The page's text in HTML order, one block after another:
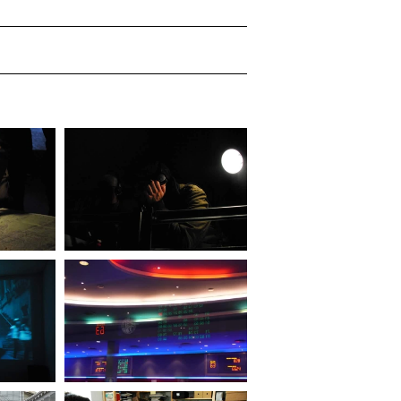
Massimo Carozzi,
Pirovano
Ivan Carozzi, T-Yong
Beniamino
Mario Vargas, Vanilla
agisce tra il
della musica e
formato: installazioni
spettacoli multimediali,
, a cura di Maria
Perché siamo venuti,
2006; If You Think This
The Ot Others, a cura di
Bruxelles, 2005;
Performance nell’ambito
2005;La Zona, a cura
di Venezia, 2003.